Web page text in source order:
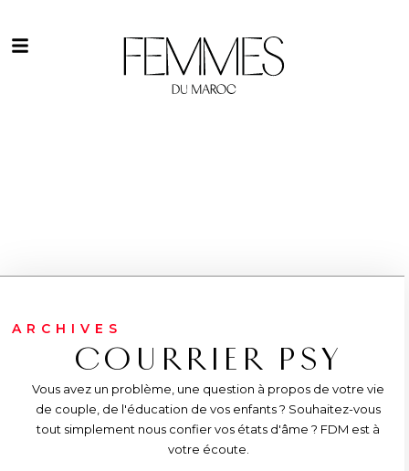
ARCHIVES
COURRIER PSY
Vous avez un problème, une question à propos de votre vie
de couple, de l'éducation de vos enfants ? Souhaitez-vous
tout simplement nous confier vos états d'âme ? FDM est à
votre écoute.